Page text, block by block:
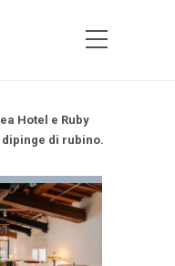
Hotel e Ruby
dipinge di rubino.